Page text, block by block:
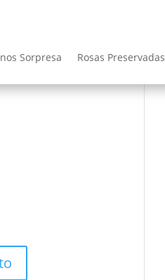
Sorpresa Rosas Preservadas